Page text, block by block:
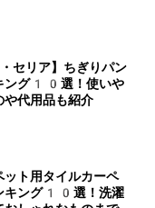
リア】ちぎりパン
ング10選！使いや
や代用品も紹介
ット用タイルカーペ
キング10選！洗濯